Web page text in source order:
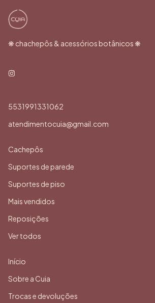
❋ chachepôs & acessórios botânicos ❋
5531991331062
atendimentocuia@gmail.com
Cachepôs
Suportes de parede
Suportes de piso
Mais vendidos
Reposições
Ver todos
Início
Sobre a Cuia
Trocas e devoluções